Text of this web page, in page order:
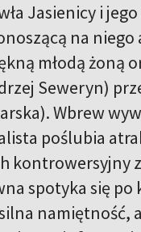
Jasienicy i
na
młodą żoną
Seweryn)
Wbrew
poślubia
kontrowersyjny
spotyka się
namiętność,